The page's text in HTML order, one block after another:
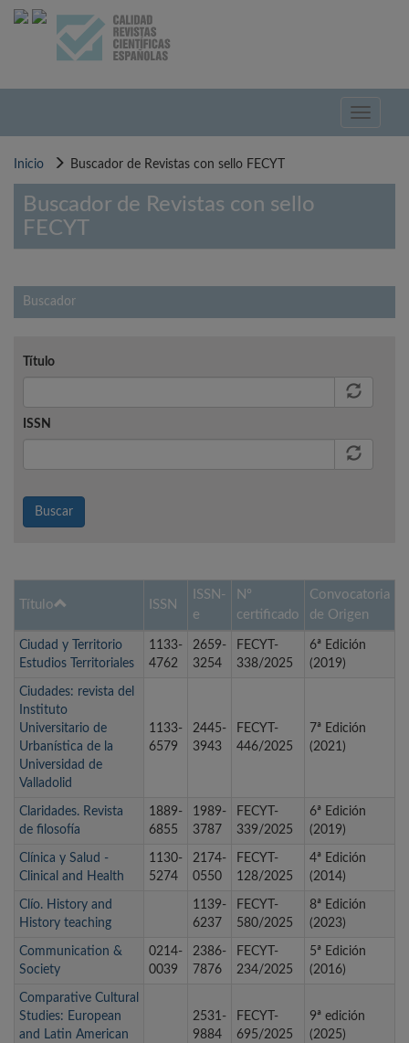
Pasar
Toggle
Inicio Buscador de Revistas con sello FECYT
Buscador de Revistas con sello
FECYT
Buscador
Título
ISSN
Buscar
Título ISSN
ISSN-
e
Nº
certificado
Convocatoria
de Origen
Ciudad y Territorio
Estudios Territoriales
1133-
4762
2659-
3254
FECYT-
338/2025
6ª Edición
(2019)
Ciudades: revista del
Instituto
Universitario de
Urbanística de la
Universidad de
Valladolid
1133-
6579
2445-
3943
FECYT-
446/2025
7ª Edición
(2021)
Claridades. Revista
de filosofía
1889-
6855
1989-
3787
FECYT-
339/2025
6ª Edición
(2019)
Clínica y Salud -
Clinical and Health
1130-
5274
2174-
0550
FECYT-
128/2025
4ª Edición
(2014)
Clío. History and
History teaching
1139-
6237
FECYT-
580/2025
8ª Edición
(2023)
Communication &
Society
0214-
0039
2386-
7876
FECYT-
234/2025
5ª Edición
(2016)
Comparative Cultural
Studies: European
and Latin American
2531-
9884
FECYT-
695/2025
9ª edición
(2025)